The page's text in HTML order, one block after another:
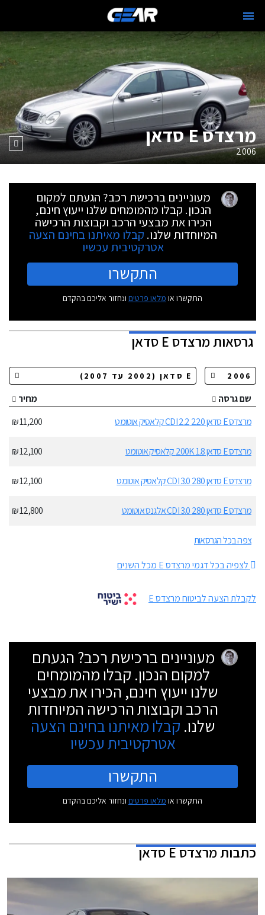
מרצדס E סדאן
2006
מעוניינים ברכישת רכב? הגעתם למקום
הנכון. קבלו מהמומחים שלנו ייעוץ חינם,
הכירו את מבצעי הרכב וקבוצות הרכישה
המיוחדות שלנו. קבלו מאיתנו בחינם הצעה
אטרקטיבית עכשיו
התקשרו
התקשרו או מלאו פרטים ונחזור אליכם בהקדם
גרסאותמרצדס E סדאן
שם גרסה
מחיר
מרצדס E סדאן 220 CDI 2.2 קלאסיק אוטומט
11,200 ₪
מרצדס E סדאן 200K 1.8 קלאסיק אוטומט 12,100 ₪
מרצדס E סדאן 280 CDI 3.0 קלאסיק אוטומט 12,100 ₪
מרצדס E סדאן 280 CDI 3.0 אלגנס אוטומט 12,800 ₪
צפה בכל הגרסאות
לצפיה בכל דגמי מרצדס E מכל השנים
לקבלת הצעה לביטוח מרצדס E
מעוניינים ברכישת רכב? הגעתם
למקום הנכון. קבלו מהמומחים
שלנו ייעוץ חינם, הכירו את מבצעי
הרכב וקבוצות הרכישה המיוחדות
שלנו. קבלו מאיתנו בחינם הצעה
אטרקטיבית עכשיו
התקשרו
התקשרו או מלאו פרטים ונחזור אליכם בהקדם
כתבותמרצדס E סדאן